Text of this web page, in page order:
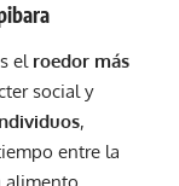
el roedor más
social y
,
entre la